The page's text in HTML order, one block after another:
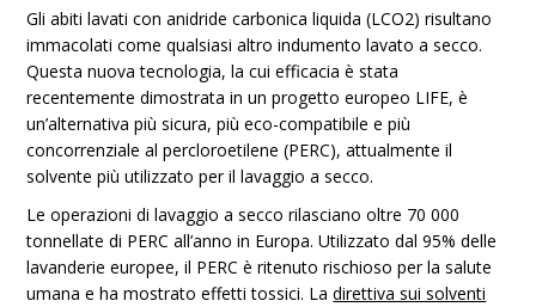
Gli abiti lavati con anidride carbonica liquida (LCO2) risultano
immacolati come qualsiasi altro indumento lavato a secco.
Questa nuova tecnologia, la cui efficacia è stata
recentemente dimostrata in un progetto europeo LIFE, è
un’alternativa più sicura, più eco-compatibile e più
concorrenziale al percloroetilene (PERC), attualmente il
solvente più utilizzato per il lavaggio a secco.
Le operazioni di lavaggio a secco rilasciano oltre 70 000
tonnellate di PERC all’anno in Europa. Utilizzato dal 95% delle
lavanderie europee, il PERC è ritenuto rischioso per la salute
umana e ha mostrato effetti tossici. Ladirettiva sui solventi